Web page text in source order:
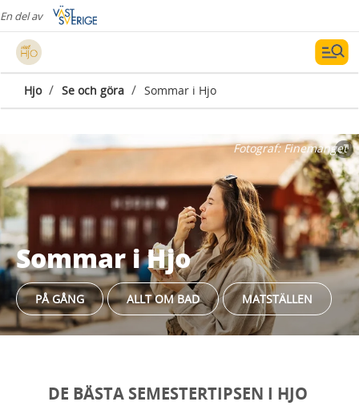
En del av
Hjo / Se och göra / Sommar i Hjo
Sommar i Hjo
PÅ GÅNG ALLT OM BAD MATSTÄLLEN
Fotograf:Finemanget
DE BÄSTA SEMESTERTIPSEN I HJO